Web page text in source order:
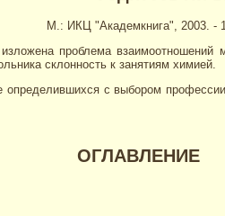
М.: ИКЦ "Академкнига", 2003. -
проблема взаимоотношений
склонность к занятиям химией.
с выбором
ОГЛАВЛЕНИЕ